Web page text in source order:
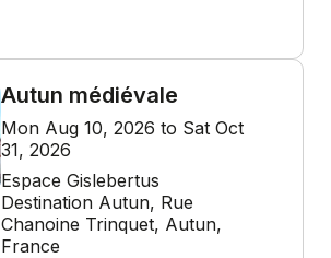
Autun médiévale
Mon Aug 10, 2026 to Sat Oct
31, 2026
Espace Gislebertus
Destination Autun, Rue
Chanoine Trinquet, Autun,
France